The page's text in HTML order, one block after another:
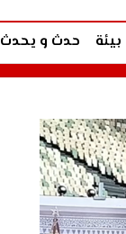
بيئة حدث و يحدث